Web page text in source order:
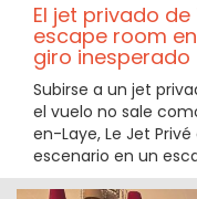
El jet privado
escape room
giro inesperado
Subirse a un jet
el vuelo no sale
en-Laye, Le Jet
escenario en un